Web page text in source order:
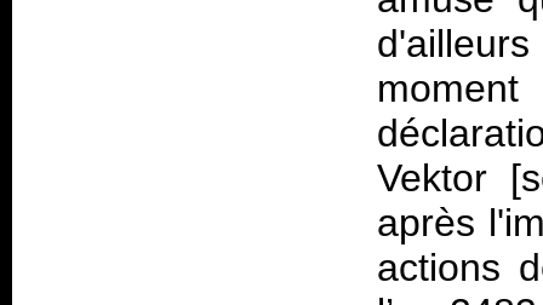
Vektor
après
actions